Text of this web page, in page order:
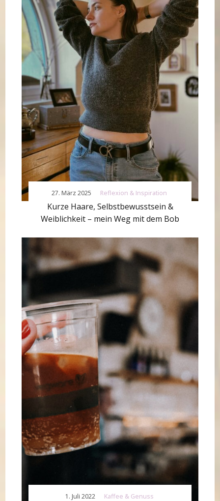
Reflexion & Inspiration
Kurze Haare, Selbstbewusstsein &
Weiblichkeit – mein Weg mit dem Bob
27. März 2025
Kaffee & Genuss
1. Juli 2022